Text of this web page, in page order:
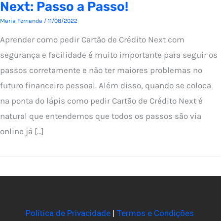
Next: Passo a Passo!
Maria Fernanda / 11/08/2022
Aprender como pedir Cartão de Crédito Next com
segurança e facilidade é muito importante para seguir os
passos corretamente e não ter maiores problemas no
futuro financeiro pessoal. Além disso, quando se coloca
na ponta do lápis como pedir Cartão de Crédito Next é
natural que entendemos que todos os passos são via
online já […]
Política de Privacidade| Termos e Condições